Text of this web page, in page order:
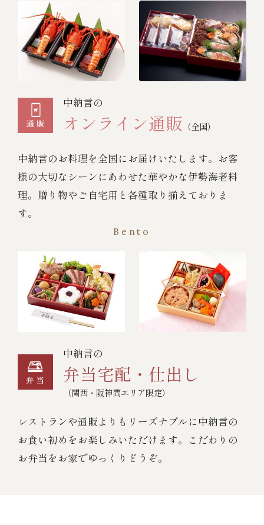
中納言の
オンライン通販 （全国）
中納言のお料理を全国にお届けいたします。お客
様の大切なシーンにあわせた華やかな伊勢海老料
理。贈り物やご自宅用と各種取り揃えておりま
す。
Bento
中納言の
弁当宅配・仕出し
（関西・阪神間エリア限定）
レストランや通販よりもリーズナブルに中納言の
お食い初めをお楽しみいただけます。こだわりの
お弁当をお家でゆっくりどうぞ。